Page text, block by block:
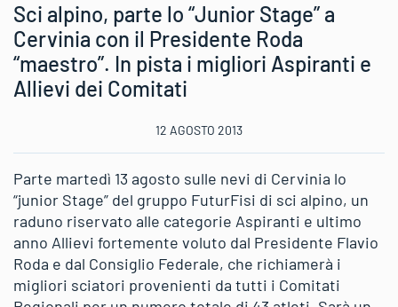
Sci alpino, parte lo “Junior Stage” a
Cervinia con il Presidente Roda
“maestro”. In pista i migliori Aspiranti e
Allievi dei Comitati
12 AGOSTO 2013
Parte martedì 13 agosto sulle nevi di Cervinia lo
“junior Stage” del gruppo FuturFisi di sci alpino, un
raduno riservato alle categorie Aspiranti e ultimo
anno Allievi fortemente voluto dal Presidente Flavio
Roda e dal Consiglio Federale, che richiamerà i
migliori sciatori provenienti da tutti i Comitati